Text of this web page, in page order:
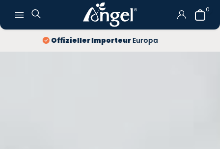
0
10 JahreGarantie